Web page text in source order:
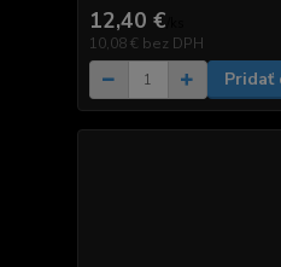
12,40 €
10,08 € bez DPH
Pridať